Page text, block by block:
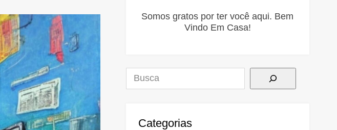
Somos gratos por ter você aqui. Bem
Vindo Em Casa!
Pesquisar
Categorias